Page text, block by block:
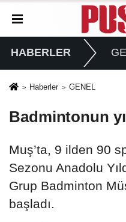
HABERLER
Haberler GENEL
Badmintonun
Muş’ta, 9 ilden 90
Sezonu Anadolu
Grup Badminton
başladı.